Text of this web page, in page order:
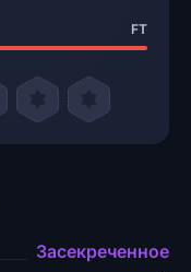
FT
Засекреченное